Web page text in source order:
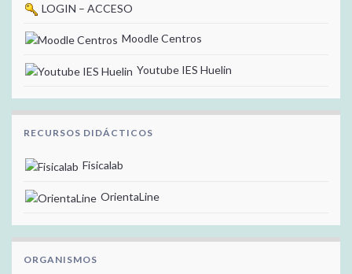
LOGIN – ACCESO
Moodle Centros
Youtube IES Huelin
RECURSOS DIDÁCTICOS
Fisicalab
OrientaLine
ORGANISMOS